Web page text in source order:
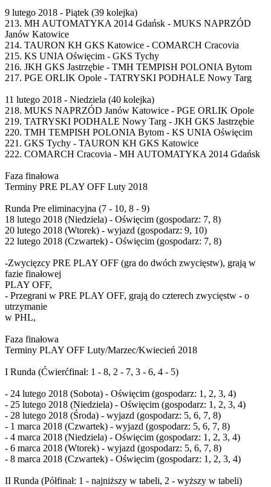
9 lutego 2018 - Piątek (39 kolejka)
213. MH AUTOMATYKA 2014 Gdańsk - MUKS NAPRZÓD
Janów Katowice
214. TAURON KH GKS Katowice - COMARCH Cracovia
215. KS UNIA Oświęcim - GKS Tychy
216. JKH GKS Jastrzębie - TMH TEMPISH POLONIA Bytom
217. PGE ORLIK Opole - TATRYSKI PODHALE Nowy Targ
11 lutego 2018 - Niedziela (40 kolejka)
218. MUKS NAPRZÓD Janów Katowice - PGE ORLIK Opole
219. TATRYSKI PODHALE Nowy Targ - JKH GKS Jastrzębie
220. TMH TEMPISH POLONIA Bytom - KS UNIA Oświęcim
221. GKS Tychy - TAURON KH GKS Katowice
222. COMARCH Cracovia - MH AUTOMATYKA 2014 Gdańsk
Faza finałowa
Terminy PRE PLAY OFF Luty 2018
Runda Pre eliminacyjna (7 - 10, 8 - 9)
18 lutego 2018 (Niedziela) - Oświęcim (gospodarz: 7, 8)
20 lutego 2018 (Wtorek) - wyjazd (gospodarz: 9, 10)
22 lutego 2018 (Czwartek) - Oświęcim (gospodarz: 7, 8)
-Zwycięzcy PRE PLAY OFF (gra do dwóch zwycięstw), grają w
fazie finałowej
PLAY OFF,
- Przegrani w PRE PLAY OFF, grają do czterech zwycięstw - o
utrzymanie
w PHL,
Faza finałowa
Terminy PLAY OFF Luty/Marzec/Kwiecień 2018
I Runda (Ćwierćfinał: 1 - 8, 2 - 7, 3 - 6, 4 - 5)
- 24 lutego 2018 (Sobota) - Oświęcim (gospodarz: 1, 2, 3, 4)
- 25 lutego 2018 (Niedziela) - Oświęcim (gospodarz: 1, 2, 3, 4)
- 28 lutego 2018 (Środa) - wyjazd (gospodarz: 5, 6, 7, 8)
- 1 marca 2018 (Czwartek) - wyjazd (gospodarz: 5, 6, 7, 8)
- 4 marca 2018 (Niedziela) - Oświęcim (gospodarz: 1, 2, 3, 4)
- 6 marca 2018 (Wtorek) - wyjazd (gospodarz: 5, 6, 7, 8)
- 8 marca 2018 (Czwartek) - Oświęcim (gospodarz: 1, 2, 3, 4)
II Runda (Półfinał: 1 - najniższy w tabeli, 2 - wyższy w tabeli)